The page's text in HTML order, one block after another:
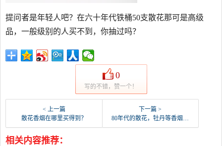
提问者是年轻人吧？在六十年代铁桶50支散花那可是高级
品，一般级别的人买不到，你抽过吗？
0
写的不错，赞一个！
< 上一篇
散花香烟在哪里买得到？
下一篇 >
80年代的散花，牡丹等香烟相当于现在的什么档次？
相关内容推荐：